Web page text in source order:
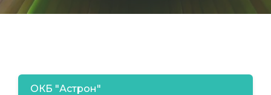
ОКБ "Астрон"